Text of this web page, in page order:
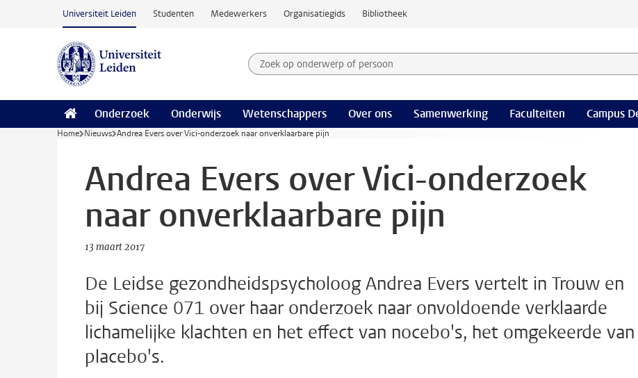
Ga naar hoofdinhoud
Universiteit Leiden Studenten Medewerkers Organisatiegids Bibliotheek
Zoek op onderwerp of persoon en selecteer categorie
Zoekterm
Onderzoek Onderwijs Wetenschappers Over ons Samenwerking Faculteiten Campus
Home Nieuws Andrea Evers over Vici-onderzoek naar onverklaarbare pijn
Andrea Evers over Vici-onderzoek
naar onverklaarbare pijn
13 maart 2017
De Leidse gezondheidspsycholoog Andrea Evers vertelt in Trouw en
bij Science 071 over haar onderzoek naar onvoldoende verklaarde
lichamelijke klachten en het effect van nocebo's, het omgekeerde van
placebo's.